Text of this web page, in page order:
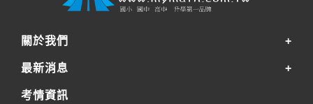
關於我們
最新消息
考情資訊